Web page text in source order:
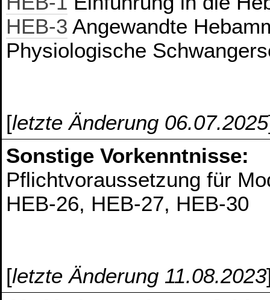
HEB-3 Angewandte
Physiologische
[letzte Änderung 06.07.2025
Sonstige Vorkenntnisse:
Pflichtvoraussetzung für
HEB-26, HEB-27, HEB-30
[letzte Änderung 11.08.2023